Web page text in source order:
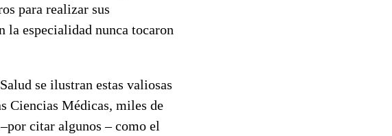
para realizar sus
la especialidad nunca tocaron
se ilustran estas valiosas
Ciencias Médicas, miles de
citar algunos – como el